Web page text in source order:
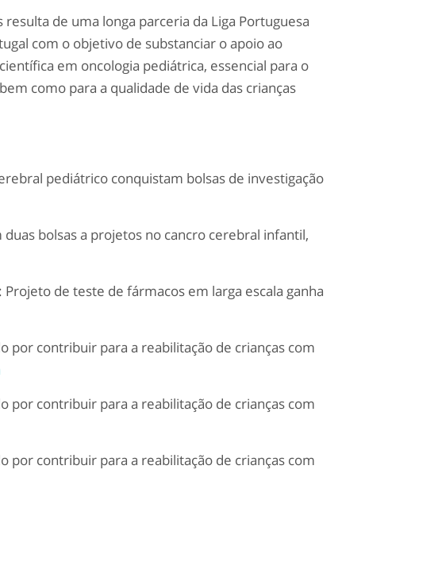
de uma longa parceria da Liga Portuguesa
com o objetivo de substanciar o apoio ao
em oncologia pediátrica, essencial para o
como para a qualidade de vida das crianças
pediátrico conquistam bolsas de investigação
duas bolsas a projetos no cancro cerebral infantil,
de teste de fármacos em larga escala ganha
por contribuir para a reabilitação de crianças com
por contribuir para a reabilitação de crianças com
por contribuir para a reabilitação de crianças com